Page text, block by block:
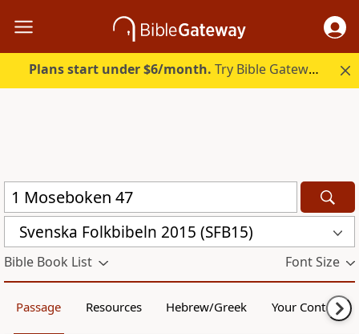
Plans start under $6/month. Try Bible Gateway Plus.
Svenska Folkbibeln 2015 (SFB15)
Bible Book List Font Size
Passage Resources Hebrew/Greek Your Content